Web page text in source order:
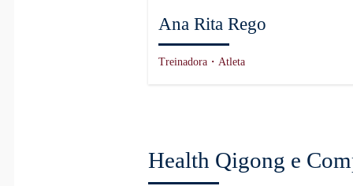
Ana Rita Rego
Treinadora・Atleta
Health Qigong e